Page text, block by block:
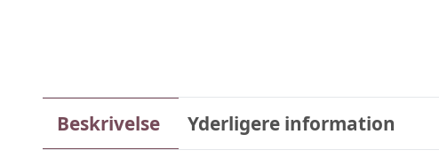
Beskrivelse Yderligere information